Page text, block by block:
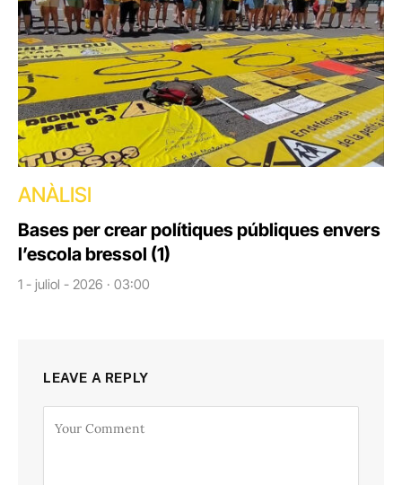
ANÀLISI
Bases per crear polítiques públiques envers
l’escola bressol (1)
1 - juliol - 2026 · 03:00
LEAVE A REPLY